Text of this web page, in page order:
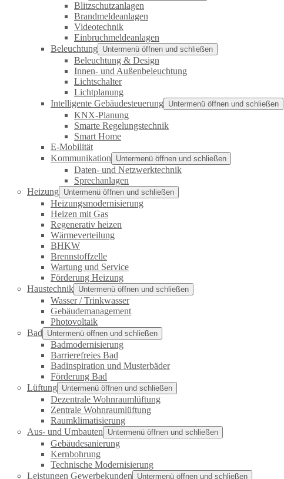
Blitzschutzanlagen
Brandmeldeanlagen
Videotechnik
Einbruchmeldeanlagen
Beleuchtung Untermenü öffnen und schließen
Beleuchtung & Design
Innen- und Außenbeleuchtung
Lichtschalter
Lichtplanung
Intelligente Gebäudesteuerung Untermenü öffnen und schließen
KNX-Planung
Smarte Regelungstechnik
Smart Home
E-Mobilität
Kommunikation
Untermenü öffnen und schließen
Daten- und Netzwerktechnik
Sprechanlagen
Heizung Untermenü öffnen und schließen
Heizungsmodernisierung
Heizen mit Gas
Regenerativ heizen
Wärmeverteilung
BHKW
Brennstoffzelle
Wartung und Service
Förderung Heizung
Haustechnik Untermenü öffnen und schließen
Wasser / Trinkwasser
Gebäudemanagement
Photovoltaik
Bad
Untermenü öffnen und schließen
Badmodernisierung
Barrierefreies Bad
Badinspiration und Musterbäder
Förderung Bad
Lüftung Untermenü öffnen und schließen
Dezentrale Wohnraumlüftung
Zentrale Wohnraumlüftung
Raumklimatisierung
Aus- und Umbauten
Untermenü öffnen und schließen
Gebäudesanierung
Kernbohrung
Technische Modernisierung
Leistungen Gewerbekunden
Untermenü öffnen und schließen